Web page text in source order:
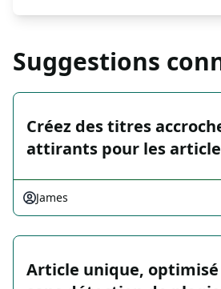
Suggestions
Créez des titres
attirants pour les
James
Article unique, optimisé